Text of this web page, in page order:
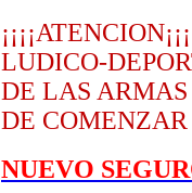
LUDICO-
DE LAS ARMAS
DE
NUEVO